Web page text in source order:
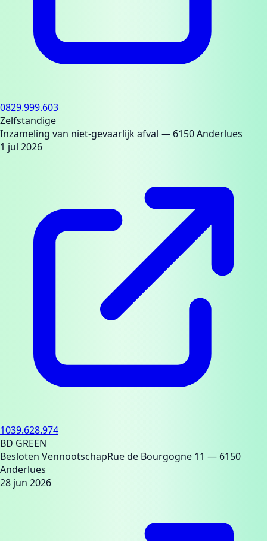
0829.999.603
Zelfstandige
Inzameling van niet-gevaarlijk afval — 6150 Anderlues
1 jul 2026
1039.628.974
BD GREEN
Besloten VennootschapRue de Bourgogne 11 — 6150
Anderlues
28 jun 2026